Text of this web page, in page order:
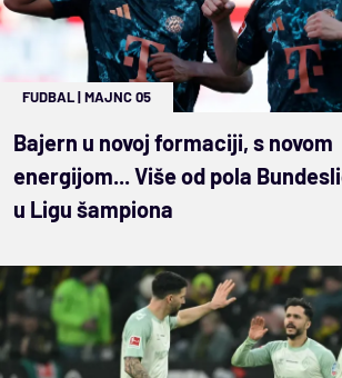
FUDBAL|MAJNC 05
Bajern u novoj formaciji, s novom
energijom... Više od pola
u Ligu šampiona